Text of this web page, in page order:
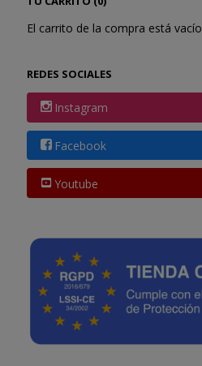
El carrito de la compra está vacío
REDES SOCIALES
Instagram
Facebook
Youtube